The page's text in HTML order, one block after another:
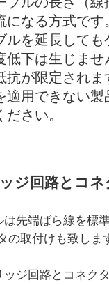
なる方式です
ルを延長しても
下は生じませ
が限定されま
適用できない製
さい。
ジ回路とコ
先端ばら線を標
の取付けも致しま
ジ回路とコネク